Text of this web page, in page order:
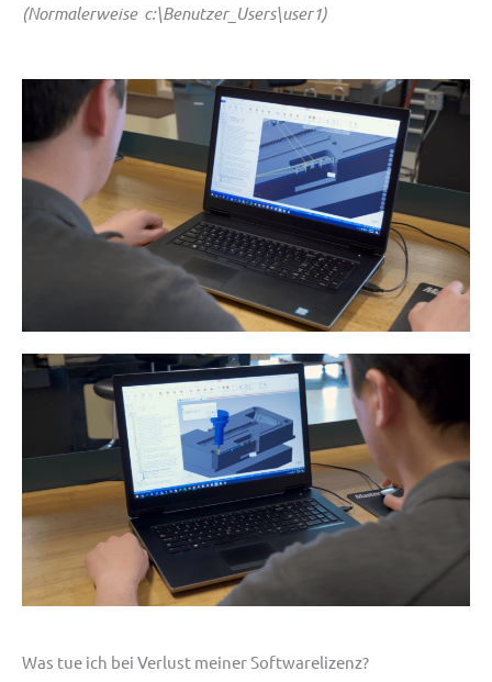
(Normalerweise c:\Benutzer_Users\user1)
Was tue ich bei Verlust meiner Softwarelizenz?